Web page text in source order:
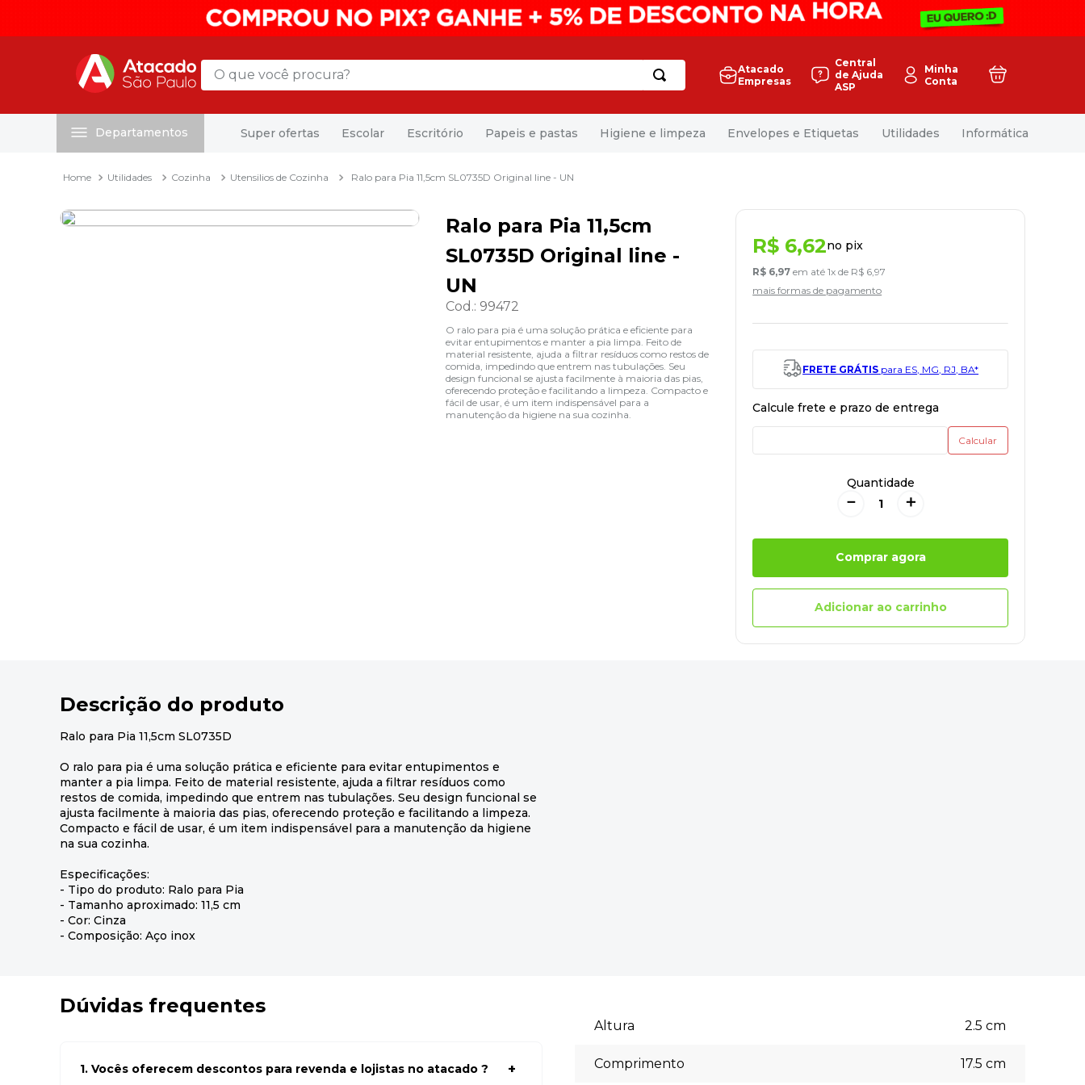
O que você procura?
Atacado
Empresas
Central
de Ajuda
ASP
Minha
Conta
Departamentos Super ofertas Escolar Escritório Papeis e pastas Higiene e limpeza Envelopes e Etiquetas Utilidades Informática
Utilidades Cozinha Utensilios de Cozinha Ralo para Pia 11,5cm SL0735D Original line - UN
Ralo para Pia 11,5cm
SL0735D Original line -
UN
Cod.: 99472
O ralo para pia é uma solução prática e eficiente para
evitar entupimentos e manter a pia limpa. Feito de
material resistente, ajuda a filtrar resíduos como restos de
comida, impedindo que entrem nas tubulações. Seu
design funcional se ajusta facilmente à maioria das pias,
oferecendo proteção e facilitando a limpeza. Compacto e
fácil de usar, é um item indispensável para a
manutenção da higiene na sua cozinha.
R$ 6,62no pix
R$ 6,97 em até1x de R$ 6 ,97
mais formas de pagamento
FRETE GRÁTIS para ES, MG, RJ, BA*
Quantidade
＋
－
Comprar agora
Adicionar ao carrinho
Descrição do produto
Ralo para Pia 11,5cm SL0735D
O ralo para pia é uma solução prática e eficiente para evitar entupimentos e
manter a pia limpa. Feito de material resistente, ajuda a filtrar resíduos como
restos de comida, impedindo que entrem nas tubulações. Seu design funcional se
ajusta facilmente à maioria das pias, oferecendo proteção e facilitando a limpeza.
Compacto e fácil de usar, é um item indispensável para a manutenção da higiene
na sua cozinha.
Especificações:
- Tipo do produto: Ralo para Pia
- Tamanho aproximado: 11,5 cm
- Cor: Cinza
- Composição: Aço inox
Dúvidas frequentes
1. Vocês oferecem descontos para revenda e lojistas no atacado ?
Altura 2.5 cm
Comprimento 17.5 cm
mala